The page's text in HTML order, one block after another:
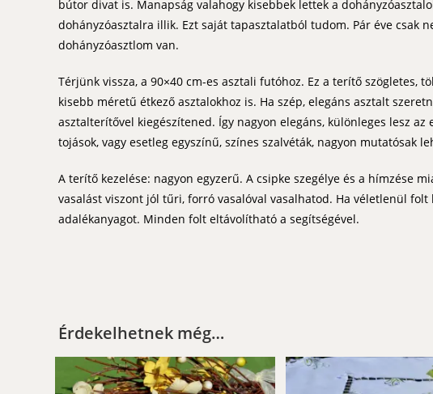
bútor divat is. Manapság valahogy kisebbek lettek a
dohányzóasztalra illik. Ezt saját tapasztalatból tudom. Pár éve csak
dohányzóasztlom van.
Térjünk vissza, a 90×40 cm-es asztali futóhoz. Ez a terítő szögletes,
kisebb méretű étkező asztalokhoz is. Ha szép, elegáns asztalt
asztalterítővel kiegészítened. Így nagyon elegáns, különleges lesz
tojások, vagy esetleg egyszínű, színes szalvéták, nagyon mutatósak
A terítő kezelése: nagyon egyzerű. A csipke szegélye és a hímzése
vasalást viszont jól tűri, forró vasalóval vasalhatod. Ha véletlenül
adalékanyagot. Minden folt eltávolítható a segítségével.
Érdekelhetnek még…